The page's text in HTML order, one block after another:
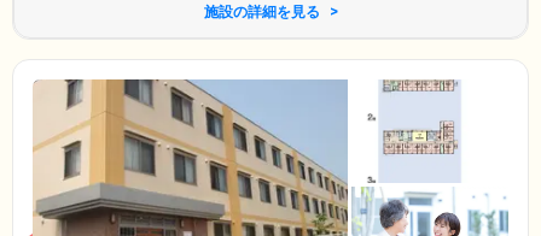
施設の詳細を見る